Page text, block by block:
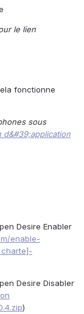
le lien
fonctionne
sous
d&#39;application
Desire Enabler
enable-
Desire Disabler
)